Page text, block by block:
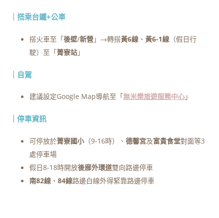
｜搭乘台鐵+公車
搭火車至「後壁/新營 」→轉搭黃6線 、 黃6-1線 （假日行
駛）至「菁寮站 」
｜自駕
建議設定Google Map導航至「無米樂旅遊服務中心 」
｜停車資訊
可停放於菁寮國小 （9-16時）、 德馨宮及富貴食堂對面等3
處停車場
假日8-18時開放後廍外環道雙向路邊停車
南82線 、 84線路邊白線外得緊靠路邊停車